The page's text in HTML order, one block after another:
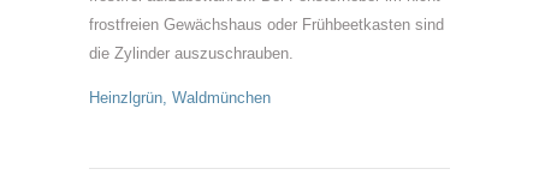
frostfreien Gewächshaus oder Frühbeetkasten sind
die Zylinder auszuschrauben.
Heinzlgrün Waldmünchen